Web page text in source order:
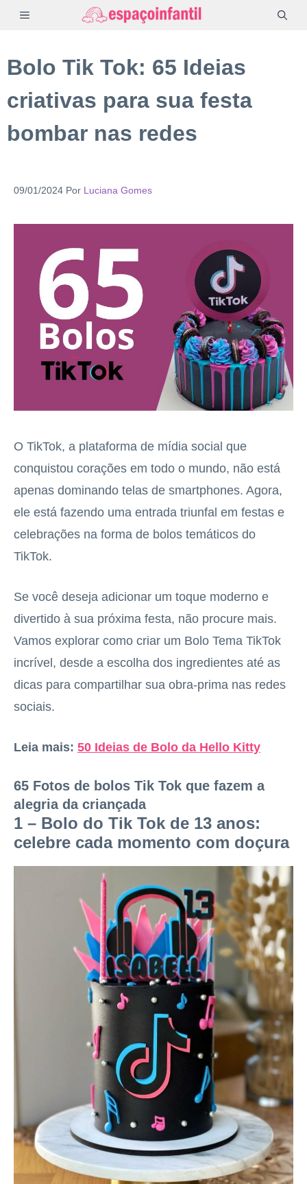
Pular
conteúdo
MENU
Bolo Tik Tok: 65 Ideias
criativas para sua festa
bombar nas redes
09/01/2024 Por Luciana Gomes
O TikTok, a plataforma de mídia social que
conquistou corações em todo o mundo, não está
apenas dominando telas de smartphones. Agora,
ele está fazendo uma entrada triunfal em festas e
celebrações na forma de bolos temáticos do
TikTok.
Se você deseja adicionar um toque moderno e
divertido à sua próxima festa, não procure mais.
Vamos explorar como criar um Bolo Tema TikTok
incrível, desde a escolha dos ingredientes até as
dicas para compartilhar sua obra-prima nas redes
sociais.
Leia mais: 50 Ideias de Bolo da Hello Kitty
65 Fotos de bolos Tik Tok que fazem a
alegria da criançada
1 – Bolo do Tik Tok de 13 anos:
celebre cada momento com doçura